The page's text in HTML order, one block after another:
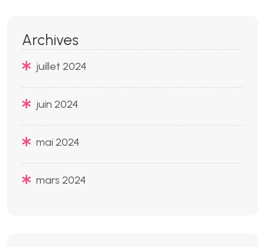
Archives
juillet 2024
juin 2024
mai 2024
mars 2024